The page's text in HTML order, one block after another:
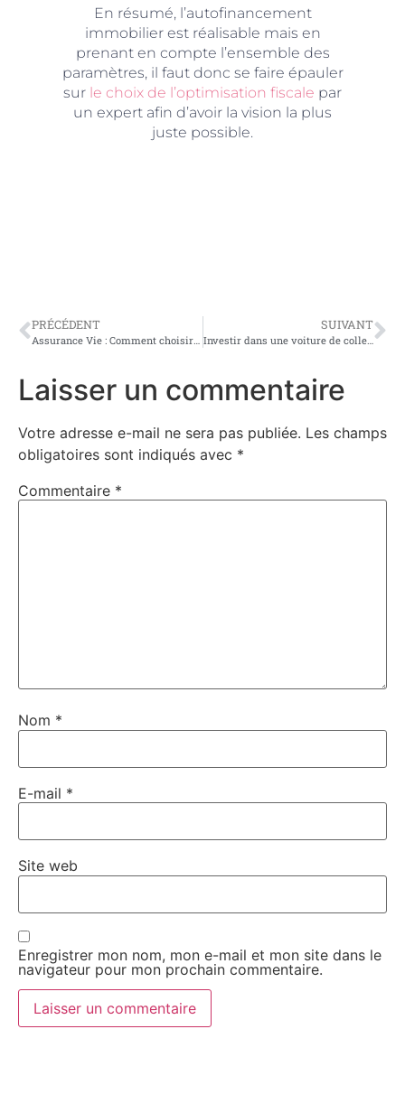
En résumé, l’autofinancement
immobilier est réalisable mais en
prenant en compte l’ensemble des
paramètres, il faut donc se faire épauler
sur le choix de l’optimisation fiscale par
un expert afin d’avoir la vision la plus
juste possible.
PRÉCÉDENT SUIVANT
Investir dans une voiture de collection, bon placement ?
Laisser un commentaire
Votre adresse e-mail ne sera pas publiée. Les champs
obligatoires sont indiqués avec *
Commentaire *
Nom *
E-mail *
Site web
Enregistrer mon nom, mon e-mail et mon site dans le
navigateur pour mon prochain commentaire.